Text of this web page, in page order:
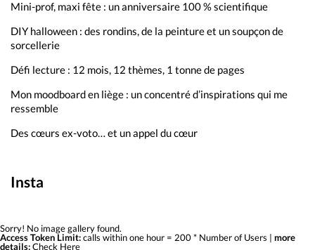
Mini-prof, maxi fête : un anniversaire 100 % scientifique
DIY halloween : des rondins, de la peinture et un soupçon de
sorcellerie
Défi lecture : 12 mois, 12 thèmes, 1 tonne de pages
Mon moodboard en liège : un concentré d’inspirations qui me
ressemble
Des cœurs ex-voto… et un appel du cœur
Insta
Sorry! No image gallery found.
Access Token Limit:calls within one hour = 200 * Number of Users | more
details:Check Here